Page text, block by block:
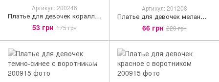
Артикул: 200246
Платье для девочек коралловое с единорогом
53 грн 175 грн
Артикул: 201208
Платье для девочек меланж с лампасом
66 грн 220 грн